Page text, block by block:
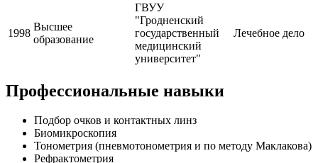
1998
Высшее
образование
ГВУУ
"Гродненский
государственный
медицинский
университет"
Лечебное дело
Профессиональные навыки
Подбор очков и контактных линз
Биомикроскопия
Тонометрия (пневмотонометрия и по методу Маклакова)
Рефрактометрия